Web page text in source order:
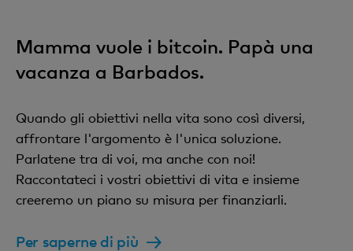
Mamma vuole i bitcoin. Papà una
vacanza a Barbados.
Quando gli obiettivi nella vita sono così diversi,
affrontare l'argomento è l'unica soluzione.
Parlatene tra di voi, ma anche con noi!
Raccontateci i vostri obiettivi di vita e insieme
creeremo un piano su misura per finanziarli.
Per saperne di più